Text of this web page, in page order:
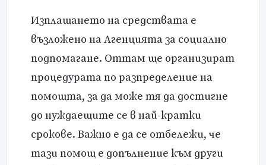
Изплащането на средствата е
възложено на Агенцията за социално
подпомагане. Оттам ще организират
процедурата по разпределение на
помощта, за да може тя да достигне
до нуждаещите се в най-кратки
срокове. Важно е да се отбележи, че
тази помощ е допълнение към други